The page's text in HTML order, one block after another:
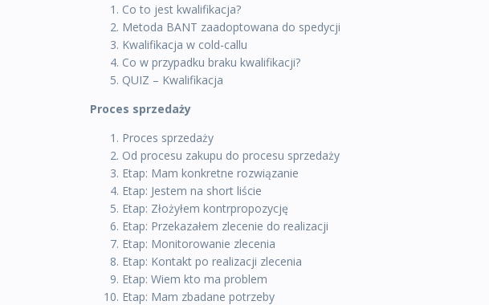
Co to jest kwalifikacja?
Metoda BANT zaadoptowana do spedycji
Kwalifikacja w cold-callu
Co w przypadku braku kwalifikacji?
QUIZ – Kwalifikacja
Proces sprzedaży
Proces sprzedaży
Od procesu zakupu do procesu sprzedaży
Etap: Mam konkretne rozwiązanie
Etap: Jestem na short liście
Etap: Złożyłem kontrpropozycję
Etap: Przekazałem zlecenie do realizacji
Etap: Monitorowanie zlecenia
Etap: Kontakt po realizacji zlecenia
Etap: Wiem kto ma problem
Etap: Mam zbadane potrzeby